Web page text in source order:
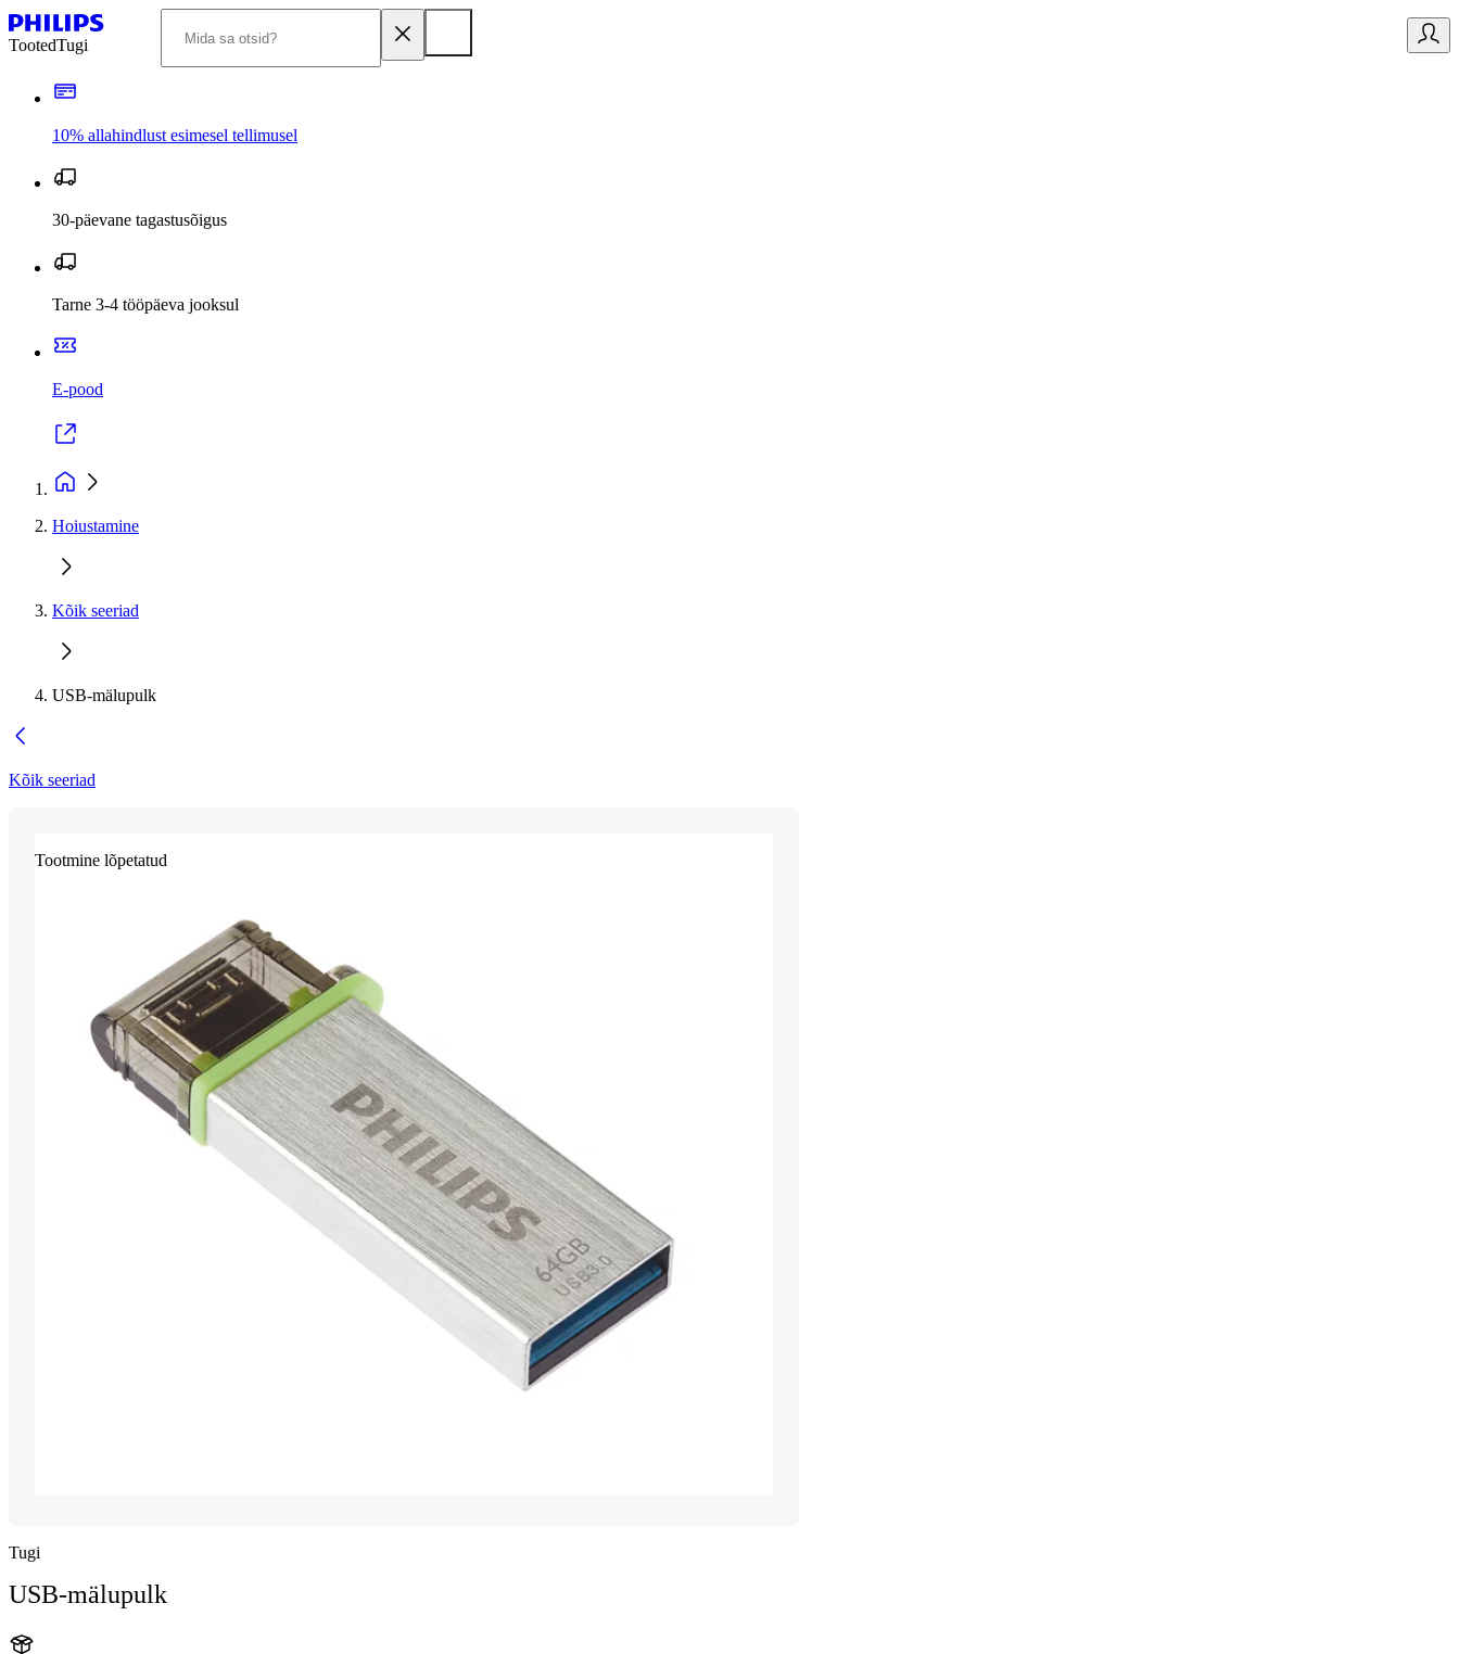
TootedTugi
10% allahindlust esimesel tellimusel
30-päevane tagastusõigus
Tarne 3-4 tööpäeva jooksul
E-pood
Hoiustamine
Kõik seeriad
USB-mälupulk
Kõik seeriad
Tootmine lõpetatud
Tugi
USB-mälupulk